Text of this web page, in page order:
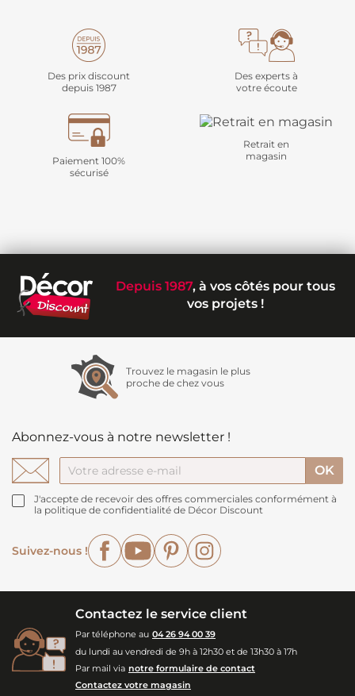
Des prix discount
depuis 1987
Des experts à
votre écoute
Paiement 100%
sécurisé
Retrait en
magasin
Depuis 1987, à vos côtés pour tous
vos projets !
Trouvez le magasin le plus
proche de chez vous
Abonnez-vous à notre newsletter !
J'accepte de recevoir des offres commerciales conformément à
la politique de confidentialité de Décor Discount
Suivez-nous !
FacebookYouTubePinterest
Contactez le service client
Par téléphone au 04 26 94 00 39
du lundi au vendredi de 9h à 12h30 et de 13h30 à 17h
Par mail via notre formulaire de contact
Contactez votre magasin